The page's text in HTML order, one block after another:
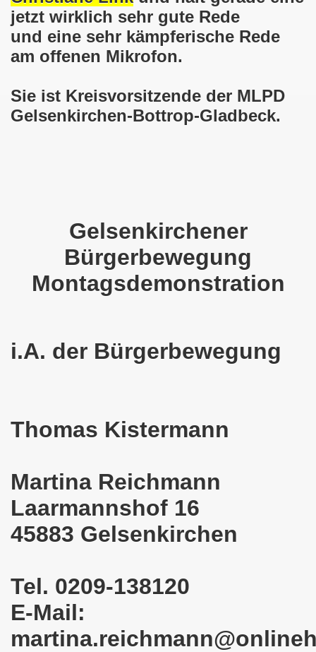
jetzt wirklich sehr gute Rede
und eine sehr kämpferische Rede
am offenen Mikrofon.
Sie ist Kreisvorsitzende der MLPD
Gelsenkirchen-Bottrop-Gladbeck.
Gelsenkirchener
Bürgerbewegung
Montagsdemonstration
i.A. der Bürgerbewegung
Thomas Kistermann
Martina Reichmann
Laarmannshof 16
45883 Gelsenkirchen
Tel. 0209-138120
E-Mail:
21 Jahre Gelsenkirchener Montagsdemo-
in Gelsenkirchen und es ist zeitgleich am
Gelsenkirchener(innen) spenden 523,20 Euro
am 03.02.2025 gegen Rechts in
Bewegung Gelsenkirchen am 13.01.2025 am Platz
Bewegung am 11.11.2024: Solidarität mit dem
Volk und mit dem libanesischen Volk!
Gelsenkirchen am 12.08.2024 ab 17.30 Uhr - am Platz
der Bundesweiten Montagsdemo-
Gelsenkirchener Montagsdemo-Bewegung am
Bewegung am 08.04.2024 auf dem Heinrich-König-
ruft auf am 11.03.2024 zum Jahrestag
Wir protestieren und wir demonstrieren gegen die